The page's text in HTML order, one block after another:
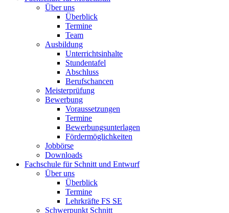
Über uns
Überblick
Termine
Team
Ausbildung
Unterrichtsinhalte
Stundentafel
Abschluss
Berufschancen
Meisterprüfung
Bewerbung
Voraussetzungen
Termine
Bewerbungsunterlagen
Fördermöglichkeiten
Jobbörse
Downloads
Fachschule für Schnitt und Entwurf
Über uns
Überblick
Termine
Lehrkräfte FS SE
Schwerpunkt Schnitt